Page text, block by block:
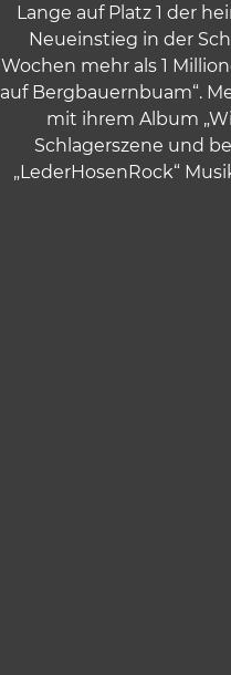
Lange auf Platz 1 der
Neueinstieg in der
Wochen mehr als 1
auf Bergbauernbuam“.
mit ihrem Album
Schlagerszene und
„LederHosenRock“